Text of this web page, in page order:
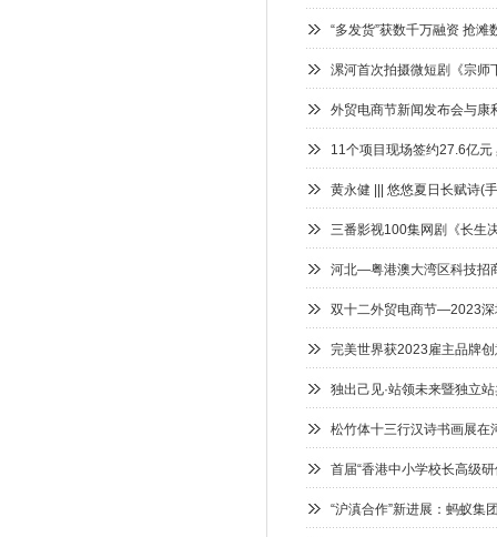
“多发货”获数千万融资 抢滩
漯河首次拍摄微短剧《宗师
外贸电商节新闻发布会与康
11个项目现场签约27.6亿
黄永健 ||| 悠悠夏日长赋诗(
三番影视100集网剧《长生
河北—粤港澳大湾区科技招
双十二外贸电商节—2023深
完美世界获2023雇主品牌
独出己见·站领未来暨独立
松竹体十三行汉诗书画展在
首届“香港中小学校长高级
“沪滇合作”新进展：蚂蚁集